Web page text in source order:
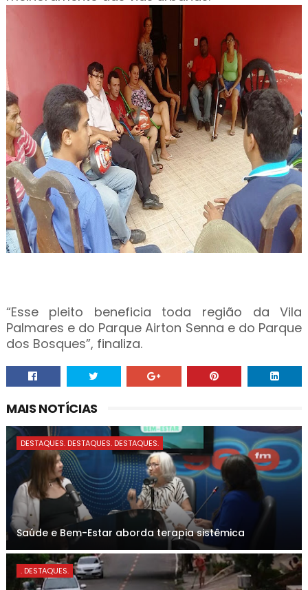
“Esse pleito beneficia toda região da Vila
Palmares e do Parque Airton Senna e do Parque
dos Bosques”, finaliza.
MAIS NOTÍCIAS
DESTAQUES. DESTAQUES. DESTAQUES.
Saúde e Bem-Estar aborda terapia sistêmica
. DESTAQUES.